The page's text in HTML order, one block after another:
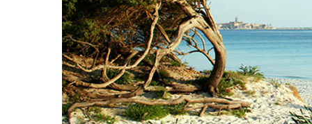
Sezioni